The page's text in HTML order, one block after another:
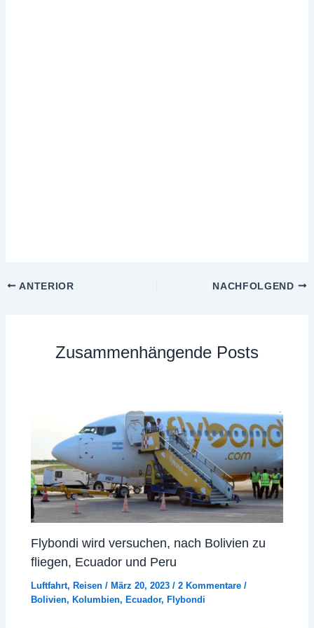
ANTERIOR NACHFOLGEND
Zusammenhängende Posts
Flybondi wird versuchen, nach Bolivien zu
fliegen, Ecuador und Peru
Luftfahrt,Reisen /März 20, 2023/2 Kommentare /
Bolivien,Kolumbien,Ecuador,Flybondi